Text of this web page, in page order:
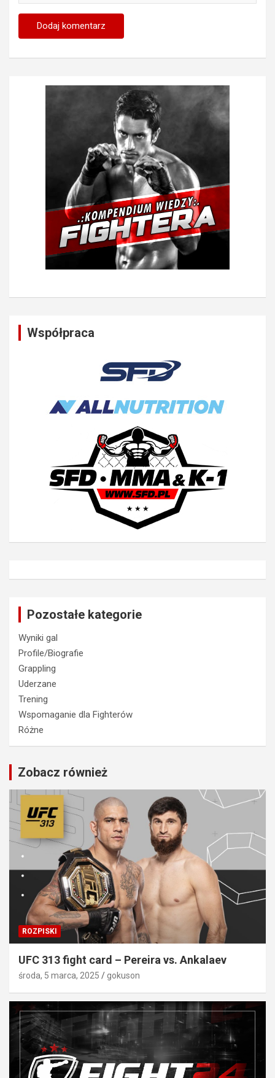
Współpraca
Pozostałe kategorie
Wyniki gal
Profile/Biografie
Grappling
Uderzane
Trening
Wspomaganie dla Fighterów
Różne
Zobacz również
ROZPISKI
UFC 313 fight card – Pereira vs. Ankalaev
środa, 5 marca, 2025 gokuson